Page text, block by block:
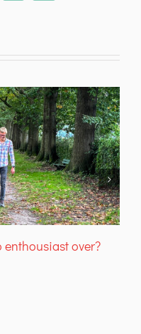
enthousiast over?